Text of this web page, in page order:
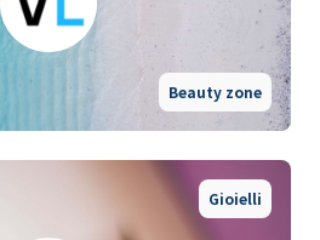
Beauty zone
Gioielli